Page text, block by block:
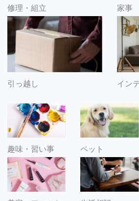
修理・組立 家事
引っ越し イン
趣味・習い事 ペット